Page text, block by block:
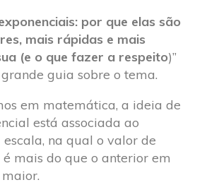
por que elas são
mais rápidas e mais
(e o que fazer a respeito)”
guia sobre o tema.
em matemática, a ideia de
está associada ao
na qual o valor de
mais do que o anterior em